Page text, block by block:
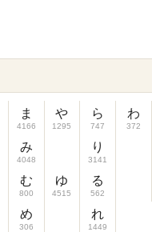
ま
4166
み
4048
む
800
め
306
や
1295
ゆ
4515
ら
747
り
3141
る
562
れ
1449
わ
372